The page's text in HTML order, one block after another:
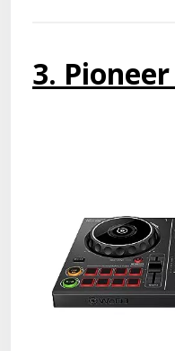
3. Pioneer